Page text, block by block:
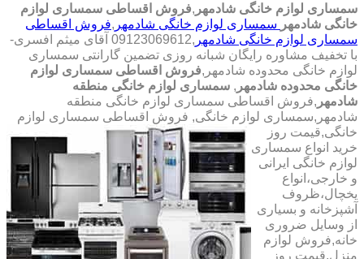
سمساری لوازم خانگی شادمهر ,فروش اقساطی سمساری لوازم
خانگی شادمهر سمساری لوازم خانگی شادمهر ,فروش اقساطی
سمساری لوازم خانگی شادمهر
,09123069612 آقای میثم افسری-
با تخفیف مشاوره رایگان شبانه روزی تضمین گارانتی سمساری
لوازم خانگی محدوده شادمهر,فروش اقساطی سمساری لوازم
خانگی محدوده شادمهر , سمساری لوازم خانگی منطقه
شادمهر ,فروش اقساطی سمساری لوازم خانگی منطقه
شادمهر,سمساری لوازم خانگی, فروش اقساطی سمساری لوازم
خانگی,قیمت روز
خرید انواع سمساری
لوازم خانگی ایرانی
و خارجی،انواع
یخچال،ظروف
آشپزخانه و بسیاری
از وسایل ضروری
خانه,فروش لوازم
منزل,قیمت روز